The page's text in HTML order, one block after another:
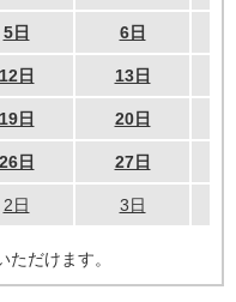
5日 6日
12日 13日
19日 20日
26日 27日
2日 3日
だけます。